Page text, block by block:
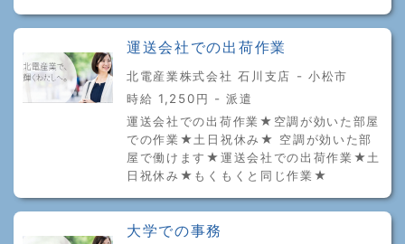
運送会社での出荷作業
北電産業株式会社 石川支店 - 小松市
時給 1,250円 - 派遣
運送会社での出荷作業★空調が効いた部屋
での作業★土日祝休み★ 空調が効いた部
屋で働けます★運送会社での出荷作業★土
日祝休み★もくもくと同じ作業★
大学での事務